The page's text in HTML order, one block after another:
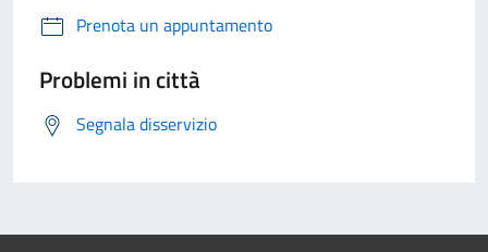
Prenota un appuntamento
Problemi in città
Segnala disservizio